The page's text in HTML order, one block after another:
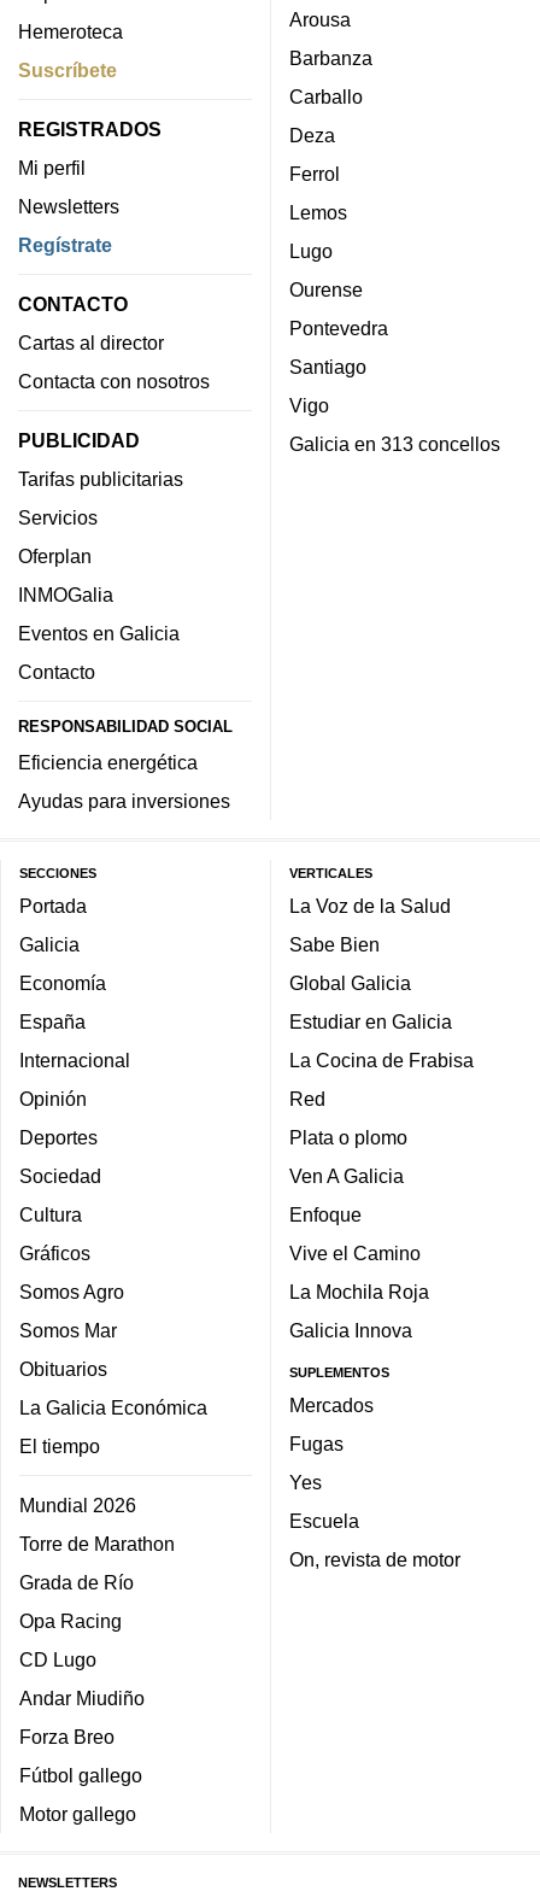
Hemeroteca
Suscríbete
REGISTRADOS
Mi perfil
Newsletters
Regístrate
CONTACTO
Cartas al director
Contacta con nosotros
PUBLICIDAD
Tarifas publicitarias
Servicios
Oferplan
INMOGalia
Eventos en Galicia
Contacto
RESPONSABILIDAD SOCIAL
Eficiencia energética
Ayudas para inversiones
Arousa
Barbanza
Carballo
Deza
Ferrol
Lemos
Lugo
Ourense
Pontevedra
Santiago
Vigo
Galicia en 313 concellos
SECCIONES
Portada
Galicia
Economía
España
Internacional
Opinión
Deportes
Sociedad
Cultura
Gráficos
Somos Agro
Somos Mar
Obituarios
La Galicia Económica
El tiempo
Mundial 2026
Torre de Marathon
Grada de Río
Opa Racing
CD Lugo
Andar Miudiño
Forza Breo
Fútbol gallego
Motor gallego
VERTICALES
La Voz de la Salud
Sabe Bien
Global Galicia
Estudiar en Galicia
La Cocina de Frabisa
Red
Plata o plomo
Ven A Galicia
Enfoque
Vive el Camino
La Mochila Roja
Galicia Innova
SUPLEMENTOS
Mercados
Fugas
Yes
Escuela
On, revista de motor
NEWSLETTERS